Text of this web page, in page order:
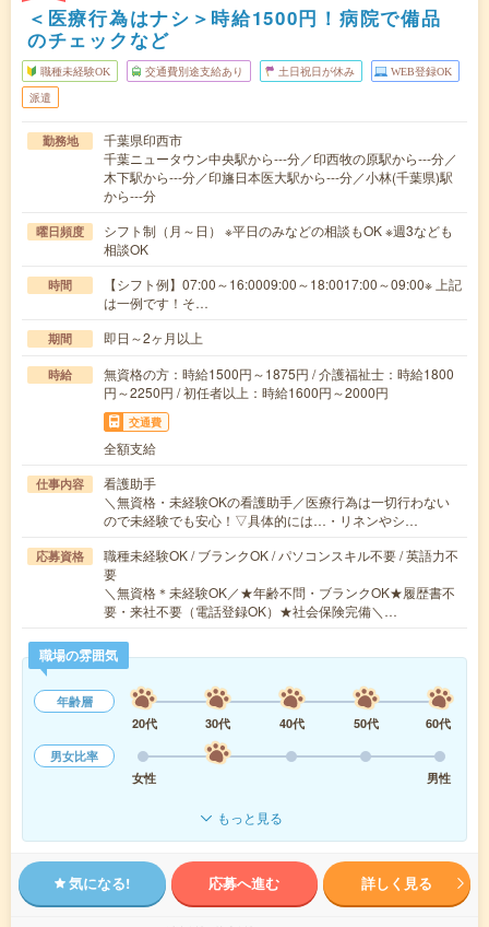
＜医療行為はナシ＞時給1500円！病院で備品
のチェックなど
職種未経験OK 交通費別途支給あり 土日祝日が休み WEB登録OK
派遣
勤務地
千葉県印西市
千葉ニュータウン中央駅から---分／印西牧の原駅から---分／
木下駅から---分／印旛日本医大駅から---分／小林(千葉県)駅
から---分
曜日頻度
シフト制（月～日） ※平日のみなどの相談もOK ※週3なども
相談OK
時間
【シフト例】07:00～16:0009:00～18:0017:00～09:00※ 上記
は一例です！そ…
期間 即日～2ヶ月以上
時給
無資格の方：時給1500円～1875円 / 介護福祉士：時給1800
円～2250円 / 初任者以上：時給1600円～2000円
交通費
全額支給
仕事内容
看護助手
＼無資格・未経験OKの看護助手／医療行為は一切行わない
ので未経験でも安心！▽具体的には…・リネンやシ…
応募資格
職種未経験OK / ブランクOK / パソコンスキル不要 / 英語力不
要
＼無資格＊未経験OK／★年齢不問・ブランクOK★履歴書不
要・来社不要（電話登録OK）★社会保険完備＼…
職場の雰囲気
年齢層
20代
30代 40代 50代
60代
男女比率
女性
男性
もっと見る
気になる! 応募へ進む 詳しく見る